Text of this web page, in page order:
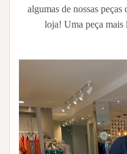
algumas de nossas
loja! Uma peça mais